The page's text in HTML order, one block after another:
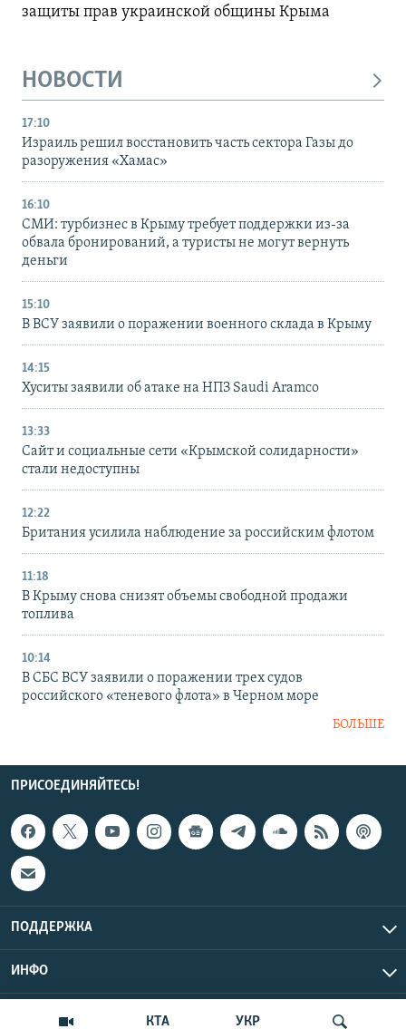
КТА УКР
защиты прав украинской общины Крыма
НОВОСТИ
17:10
Израиль решил восстановить часть сектора Газы до
разоружения «Хамас»
16:10
СМИ: турбизнес в Крыму требует поддержки из-за
обвала бронирований, а туристы не могут вернуть
деньги
15:10
В ВСУ заявили о поражении военного склада в Крыму
14:15
Хуситы заявили об атаке на НПЗ Saudi Aramco
13:33
Сайт и социальные сети «Крымской солидарности»
стали недоступны
12:22
Британия усилила наблюдение за российским флотом
11:18
В Крыму снова снизят объемы свободной продажи
топлива
10:14
В СБС ВСУ заявили о поражении трех судов
российского «теневого флота» в Черном море
БОЛЬШЕ
ПРИСОЕДИНЯЙТЕСЬ!
ПОДДЕРЖКА
ИНФО
Copyright Крым.Реалии, 2026 | Все права защищены.
UTC+3